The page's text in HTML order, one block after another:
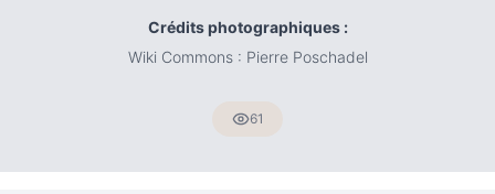
Crédits photographiques :
Wiki Commons : Pierre Poschadel
61